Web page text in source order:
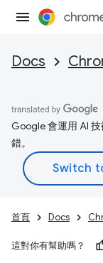
Docs
Google 會運用 AI
錯。
首頁 Docs
這對你有幫助嗎？